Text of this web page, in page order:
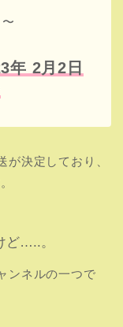
年 2月2日
が決定しており、
ど…..。
ンネルの一つで